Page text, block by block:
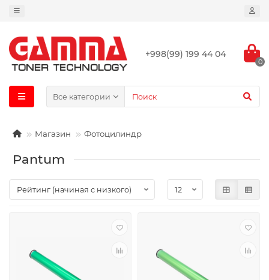
+998(99) 199 44 04
0
Все категории
Магазин Фотоцилиндр
Pantum